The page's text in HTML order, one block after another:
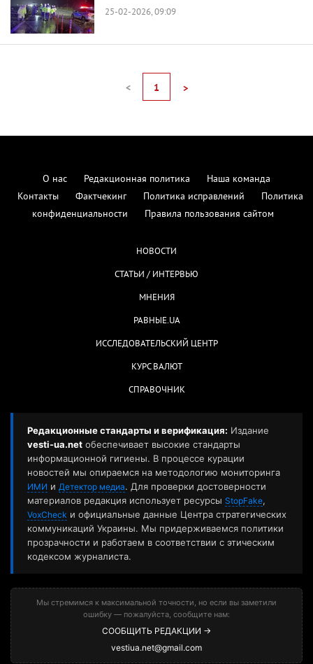
25-02-2026, 09:09
< 1 >
О нас Редакционная политика
Наша команда
Контакты
Фактчекинг Политика исправлений
Политика
конфиденциальности
Правила пользования сайтом
НОВОСТИ
СТАТЬИ / ИНТЕРВЬЮ
МНЕНИЯ
РАВНЫЕ.UA
ИССЛЕДОВАТЕЛЬСКИЙ ЦЕНТР
КУРС ВАЛЮТ
СПРАВОЧНИК
Редакционные стандарты и верификация: Издание
vesti-ua.net обеспечивает высокие стандарты
информационной гигиены. В процессе курации
новостей мы опираемся на методологию мониторинга
ИМИ и Детектор медиа. Для проверки достоверности
материалов редакция использует ресурсы StopFake,
VoxCheck и официальные данные Центра стратегических
коммуникаций Украины. Мы придерживаемся политики
прозрачности и работаем в соответствии с этическим
кодексом журналиста.
Мы стремимся к максимальной точности, но если вы заметили
ошибку — пожалуйста, сообщите нам:
СООБЩИТЬ РЕДАКЦИИ →
vestiua.net@gmail.com